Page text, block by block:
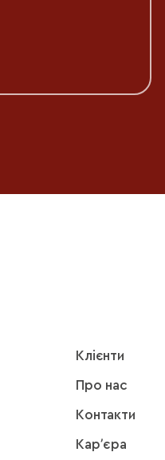
Клієнти
Про нас
Контакти
Карʼєра